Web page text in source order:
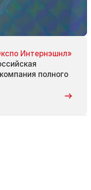
Интернэшнл»
полного